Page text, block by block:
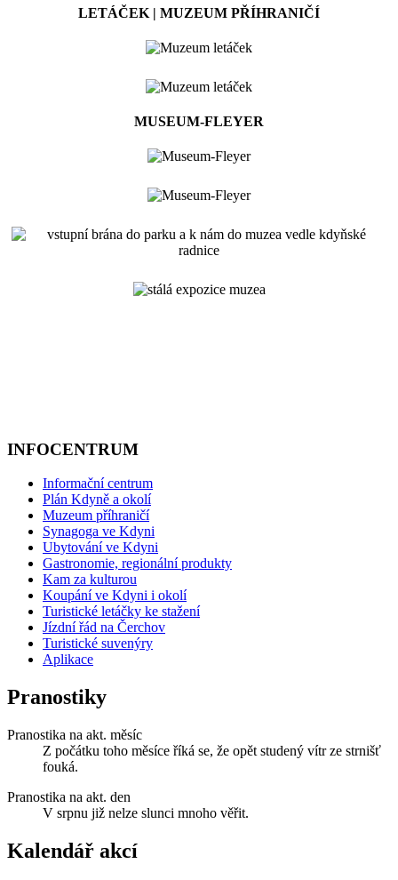
LETÁČEK | MUZEUM PŘÍHRANIČÍ
MUSEUM-FLEYER
INFOCENTRUM
Informační centrum
Plán Kdyně a okolí
Muzeum příhraničí
Synagoga ve Kdyni
Ubytování ve Kdyni
Gastronomie, regionální produkty
Kam za kulturou
Koupání ve Kdyni i okolí
Turistické letáčky ke stažení
Jízdní řád na Čerchov
Turistické suvenýry
Aplikace
Pranostiky
Pranostika na akt. měsíc
Z počátku toho měsíce říká se, že opět studený vítr ze strnišť
fouká.
Pranostika na akt. den
V srpnu již nelze slunci mnoho věřit.
Kalendář akcí